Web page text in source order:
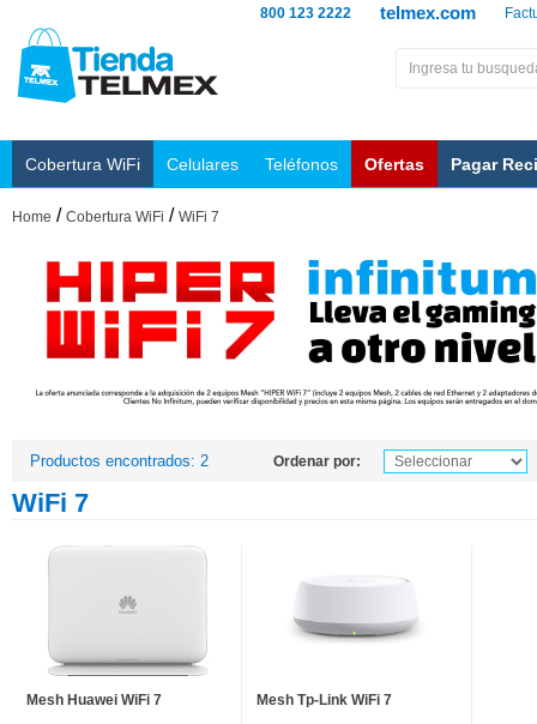
telmex.com
800 123 2222
Cobertura WiFi Celulares Teléfonos Ofertas Pagar
Home / Cobertura WiFi / WiFi 7
Productos encontrados: 2 Ordenar por:
WiFi 7
Mesh Huawei WiFi 7
Mesh Tp-Link WiFi 7